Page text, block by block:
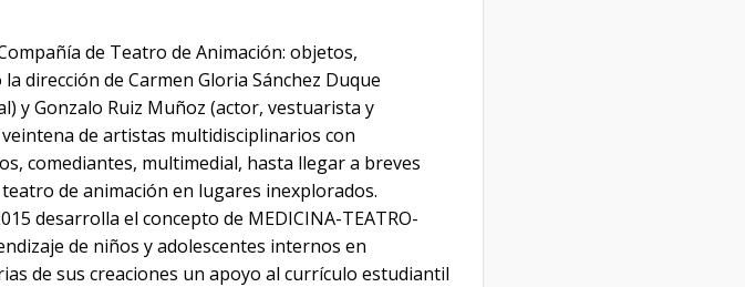
de Teatro de Animación: objetos,
dirección de Carmen Gloria Sánchez Duque
y Gonzalo Ruiz Muñoz (actor, vestuarista y
de artistas multidisciplinarios con
comediantes, multimedial, hasta llegar a breves
de animación en lugares inexplorados.
desarrolla el concepto de MEDICINA-TEATRO-
de niños y adolescentes internos en
de sus creaciones un apoyo al currículo estudiantil